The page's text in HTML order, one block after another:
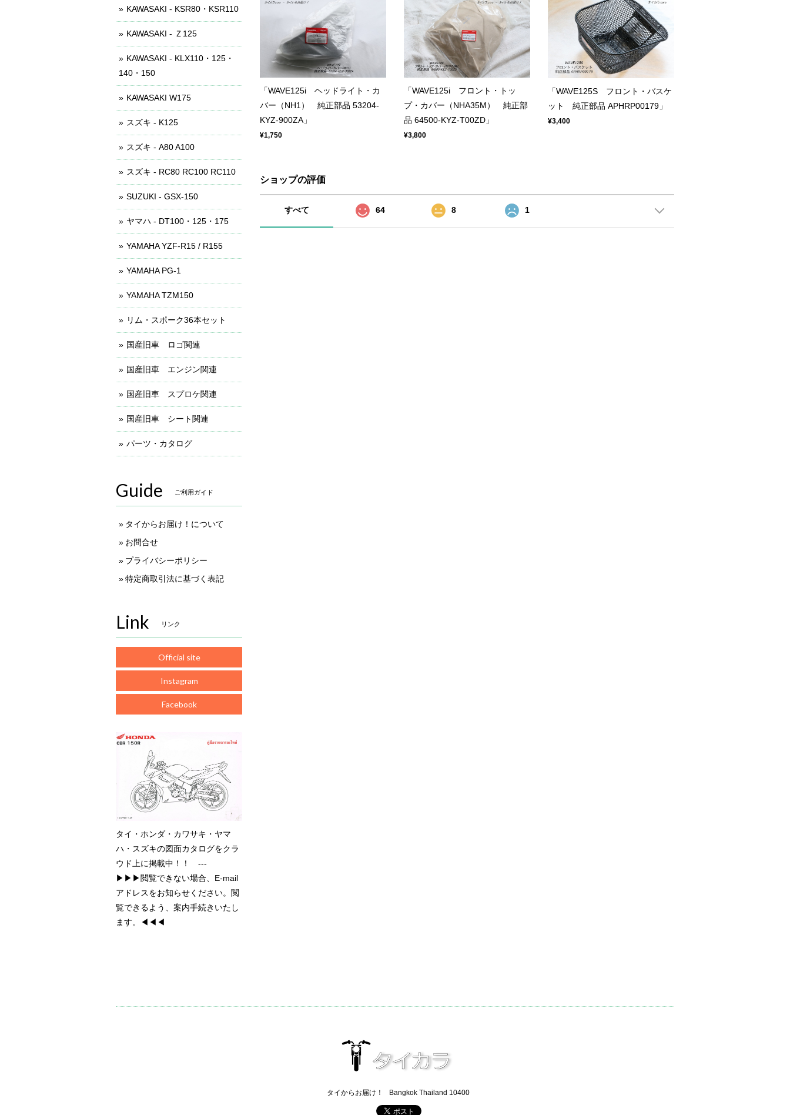
「WAVE125i ヘッドライト・カ
バー（NH1） 純正部品 53204-
KYZ-900ZA」
¥1,750
「WAVE125i フロント・トッ
プ・カバー（NHA35M） 純正部
品 64500-KYZ-T00ZD」
¥3,800
「WAVE125S フロント・バスケ
ット 純正部品 APHRP00179」
¥3,400
ショップの評価
すべて 64 8 1
KAWASAKI - KSR80・KSR110
KAWASAKI - Ｚ125
KAWASAKI - KLX110・125・
140・150
KAWASAKI W175
スズキ - K125
スズキ - A80 A100
スズキ - RC80 RC100 RC110
SUZUKI - GSX-150
ヤマハ - DT100・125・175
YAMAHA YZF-R15 / R155
YAMAHA PG-1
YAMAHA TZM150
リム・スポーク36本セット
国産旧車 ロゴ関連
国産旧車 エンジン関連
国産旧車 スプロケ関連
国産旧車 シート関連
パーツ・カタログ
Guide ご利用ガイド
タイからお届け！について
お問合せ
プライバシーポリシー
特定商取引法に基づく表記
Link リンク
Official site
Instagram
Facebook
タイ・ホンダ・カワサキ・ヤマ
ハ・スズキの図面カタログをクラ
ウド上に掲載中！！ ---
▶▶▶閲覧できない場合、E-mail
アドレスをお知らせください。閲
覧できるよう、案内手続きいたし
ます。◀◀◀
タイからお届け！ Bangkok Thailand 10400